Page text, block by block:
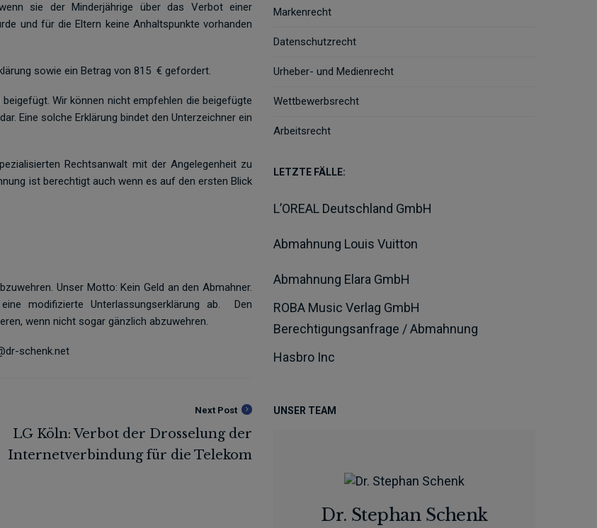
sie der Minderjährige über das Verbot einer
und für die Eltern keine Anhaltspunkte vorhanden
sowie ein Betrag von 815 € gefordert.
Wir können nicht empfehlen die beigefügte
Eine solche Erklärung bindet den Unterzeichner ein
Rechtsanwalt mit der Angelegenheit zu
ist berechtigt auch wenn es auf den ersten Blick
Unser Motto: Kein Geld an den Abmahner.
modifizierte Unterlassungserklärung ab. Den
wenn nicht sogar gänzlich abzuwehren.
schenk.net
Next Post
Markenrecht
Datenschutzrecht
Urheber- und Medienrecht
Wettbewerbsrecht
Arbeitsrecht
LETZTE FÄLLE:
L’OREAL Deutschland GmbH
Abmahnung Louis Vuitton
Abmahnung Elara GmbH
ROBA Music Verlag GmbH
Berechtigungsanfrage / Abmahnung
Hasbro Inc
UNSER TEAM
Dr. Stephan Schenk